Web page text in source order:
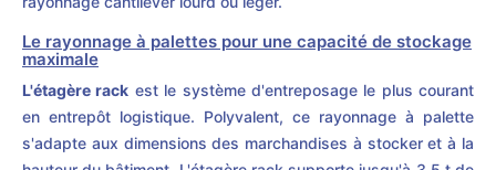
Le rayonnage à palettes pour une capacité de stockage
maximale
L'étagère rack est le système d'entreposage le plus courant
en entrepôt logistique. Polyvalent, ce rayonnage à palette
s'adapte aux dimensions des marchandises à stocker et à la